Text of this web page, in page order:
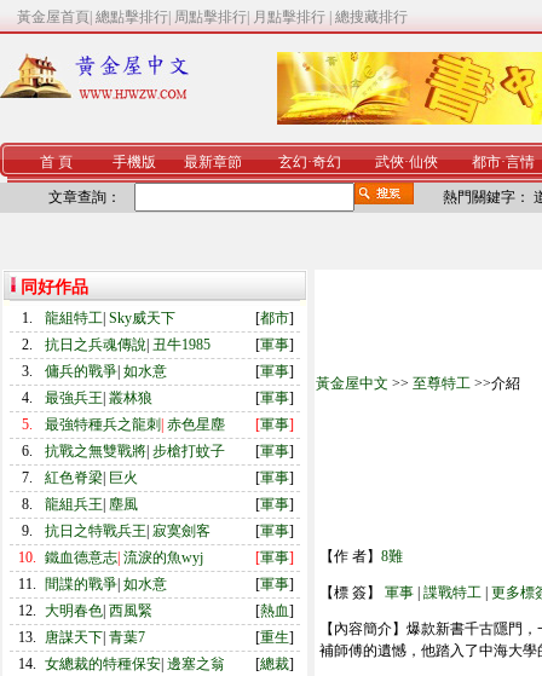
黃金屋首頁 總點擊排行 周點擊排行 月點擊排行 總搜藏排行
首 頁 手機版 最新章節 玄幻·奇幻 武俠·仙俠 都市·言情
文章查詢： 熱門關鍵字：
同好作品
1. 龍組特工 Sky威天下 [都市]
2.
抗日之兵魂傳說 丑牛1985 [軍事]
3.
傭兵的戰爭 如水意 [軍事]
4.
最強兵王 叢林狼 [軍事]
5.
最強特種兵之龍刺 赤色星塵 [軍事]
6.
抗戰之無雙戰將 步槍打蚊子 [軍事]
7.
紅色脊梁 巨火 [軍事]
8.
龍組兵王 塵風 [軍事]
9.
抗日之特戰兵王 寂寞劍客 [軍事]
10. 鐵血德意志 流淚的魚wyj [軍事]
11.
間諜的戰爭 如水意 [軍事]
12. 大明春色 西風緊 [熱血]
13.
唐謀天下 青葉7 [重生]
14. 女總裁的特種保安 邊塞之翁 [總裁]
黃金屋中文 >> 至尊特工 >>介紹
【作 者】 8難
【標 簽】 軍事 諜戰特工 更多標
【內容簡介】爆款新書千古隱門
補師傅的遺憾，他踏入了中海大